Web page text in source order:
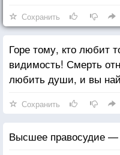
Сохранить
Горе тому, кто любит
видимость! Смерть
любить души, и вы
Сохранить
Высшее правосудие —